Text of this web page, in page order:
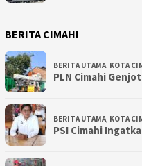
BERITA CIMAHI
BERITA UTAMA, KOTA
PLN Cimahi
BERITA UTAMA, KOTA
PSI Cimahi